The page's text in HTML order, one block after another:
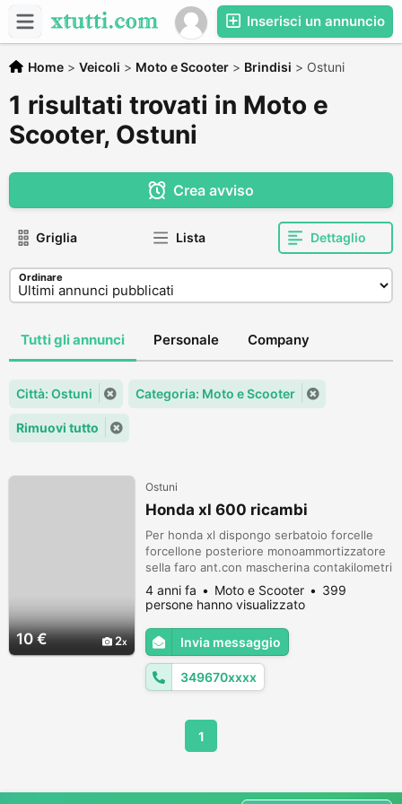
Inserisci un annuncio
Home > Veicoli > Moto e Scooter > Brindisi > Ostuni
1 risultati trovati in Moto e
Scooter, Ostuni
Crea avviso
Griglia Lista Dettaglio
Ordinare
Tutti gli annunci Personale Company
Città: Ostuni Categoria: Moto e Scooter
Rimuovi tutto
10 € 2
Ostuni
Honda xl 600 ricambi
Per honda xl dispongo serbatoio forcelle
forcellone posteriore monoammortizzatore
sella faro ant.con mascherina contakilometri
e contagiri
4 anni fa Moto e Scooter
399
persone hanno visualizzato
Invia messaggio
349670xxxx
1